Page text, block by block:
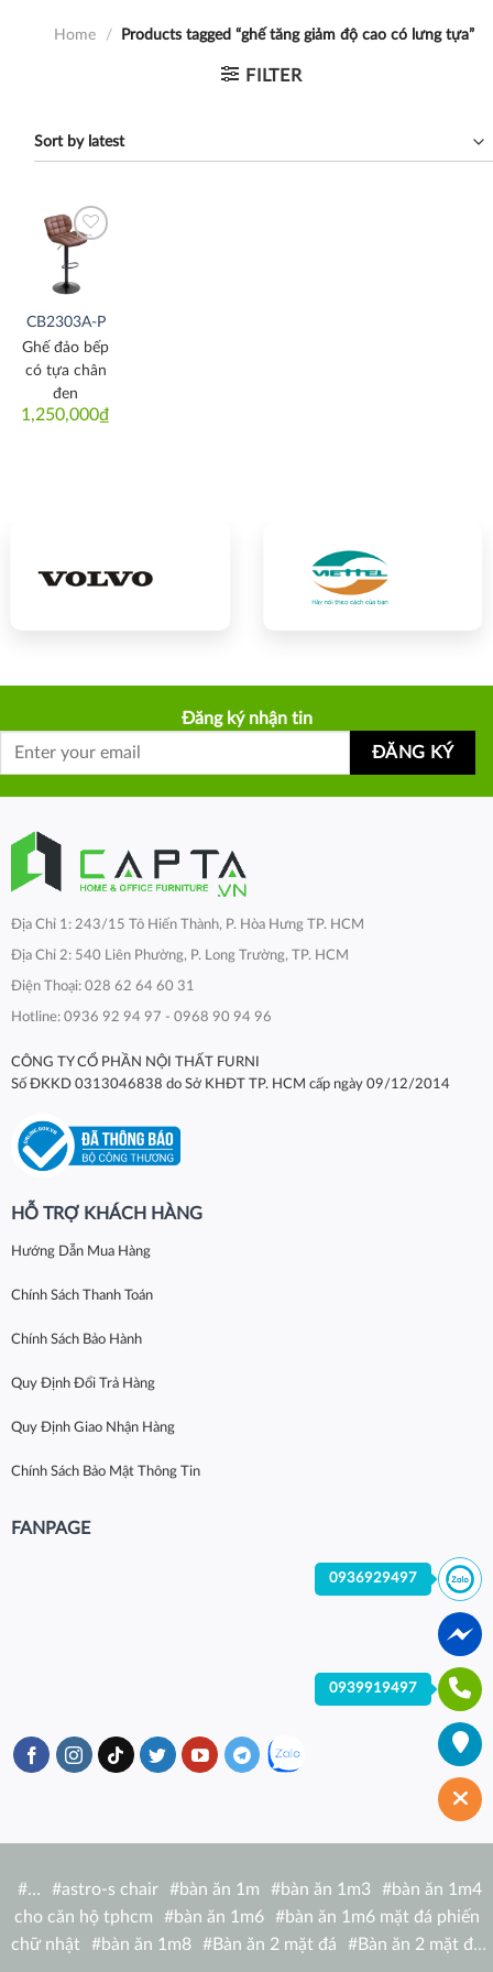
Home / Products tagged “ghế tăng giảm độ cao có lưng tựa”
FILTER
Thích
CB2303A-P
1,250,000₫
Ghế đảo bếp
có tựa chân
đen
Đăng ký nhận tin
Địa Chỉ 1: 243/15 Tô Hiến Thành, P. Hòa Hưng TP. HCM
Địa Chỉ 2: 540 Liên Phường, P. Long Trường, TP. HCM
Điện Thoại: 028 62 64 60 31
Hotline: 0936 92 94 97 - 0968 90 94 96
CÔNG TY CỔ PHẦN NỘI THẤT FURNI
Số ĐKKD 0313046838 do Sở KHĐT TP. HCM cấp ngày 09/12/2014
HỖ TRỢ KHÁCH HÀNG
Hướng Dẫn Mua Hàng
Chính Sách Thanh Toán
Chính Sách Bảo Hành
Quy Định Đổi Trả Hàng
Quy Định Giao Nhận Hàng
Chính Sách Bảo Mật Thông Tin
FANPAGE
#… #astro-s chair #bàn ăn 1m #bàn ăn 1m3 #bàn ăn 1m4
cho căn hộ tphcm
#bàn ăn 1m6 #bàn ăn 1m6 mặt đá phiến
chữ nhật
#bàn ăn 1m8 #Bàn ăn 2 mặt đá #Bàn ăn 2 mặt đá
0936929497
0939919497